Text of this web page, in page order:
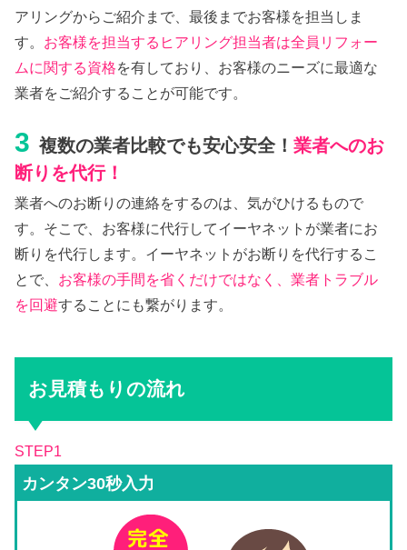
アリングからご紹介まで、最後までお客様を担当しま
す。 お客様を担当するヒアリング担当者は全員リフォー
ムに関する資格を有しており、お客様のニーズに最適な
業者をご紹介することが可能です。
3 複数の業者比較でも安心安全！業者へのお
断りを代行！
業者へのお断りの連絡をするのは、気がひけるもので
す。そこで、お客様に代行してイーヤネットが業者にお
断りを代行します。イーヤネットがお断りを代行するこ
とで、 お客様の手間を省くだけではなく、業者トラブル
を回避することにも繋がります。
お見積もりの流れ
STEP1
カンタン30秒入力